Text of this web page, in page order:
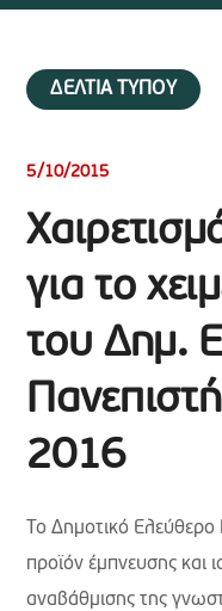
ΔΕΛΤΙΑ ΤΥΠΟΥ
5/10/2015
για το
του Δημ.
2016
Το Δημοτικό
προϊόν έμπνευσης και
αναβάθμισης της